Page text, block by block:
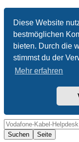
Diese Website
bestmöglichen
bieten. Durch die
stimmst du der
Mehr erfahren
Nicht angemeldet
Anmelden